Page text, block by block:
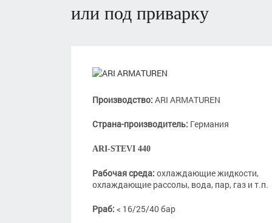
или под приварку
Производство: ARI ARMATUREN
Страна-производитель: Германия
ARI-STEVI 440
Рабочая среда: охлаждающие жидкости,
охлаждающие рассолы, вода, пар, газ и т.п.
Рраб: < 16/25/40 бар